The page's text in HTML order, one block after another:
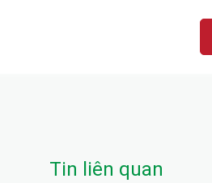
Tin liên quan